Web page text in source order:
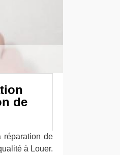
de
réparation de
à Louer.